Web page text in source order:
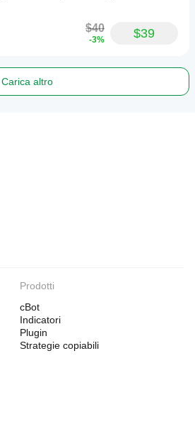
$40
-3% $39
Carica altro
Prodotti
cBot
Indicatori
Plugin
Strategie copiabili